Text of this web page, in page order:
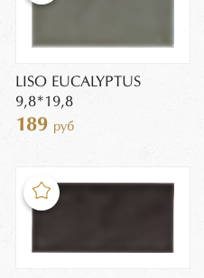
LISO EUCALYPTUS
9,8*19,8
189 руб